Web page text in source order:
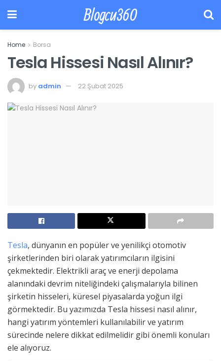
Blogcu360
Home Borsa
Tesla Hissesi Nasıl Alınır?
by admin 22 Şubat 2025
Tesla, dünyanın en popüler ve yenilikçi otomotiv
şirketlerinden biri olarak yatırımcıların ilgisini
çekmektedir. Elektrikli araç ve enerji depolama
alanındaki devrim niteliğindeki çalışmalarıyla bilinen
şirketin hisseleri, küresel piyasalarda yoğun ilgi
görmektedir. Bu yazımızda Tesla hissesi nasıl alınır,
hangi yatırım yöntemleri kullanılabilir ve yatırım
sürecinde nelere dikkat edilmelidir gibi önemli konuları
ele alıyoruz.